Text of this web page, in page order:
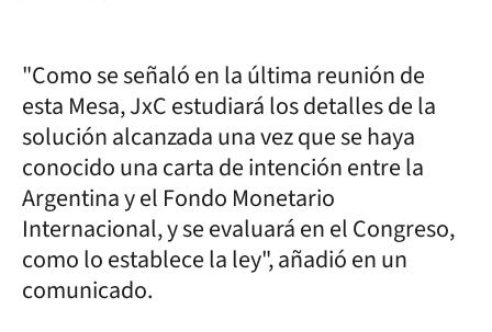
"Como se señaló en la última reunión de
esta Mesa, JxC estudiará los detalles de la
solución alcanzada una vez que se haya
conocido una carta de intención entre la
Argentina y el Fondo Monetario
Internacional, y se evaluará en el Congreso,
como lo establece la ley", añadió en un
comunicado.